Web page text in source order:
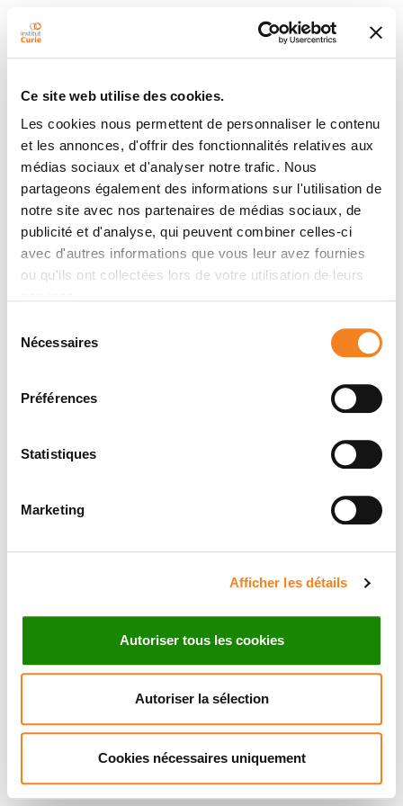
Ce site web utilise des cookies.
Les cookies nous permettent de personnaliser le contenu
et les annonces, d'offrir des fonctionnalités relatives aux
médias sociaux et d'analyser notre trafic. Nous
partageons également des informations sur l'utilisation de
notre site avec nos partenaires de médias sociaux, de
publicité et d'analyse, qui peuvent combiner celles-ci
avec d'autres informations que vous leur avez fournies
ou qu'ils ont collectées lors de votre utilisation de leurs
Nécessaires
Préférences
Statistiques
Marketing
Afficher les détails
Autoriser tous les cookies
Autoriser la sélection
Cookies nécessaires uniquement